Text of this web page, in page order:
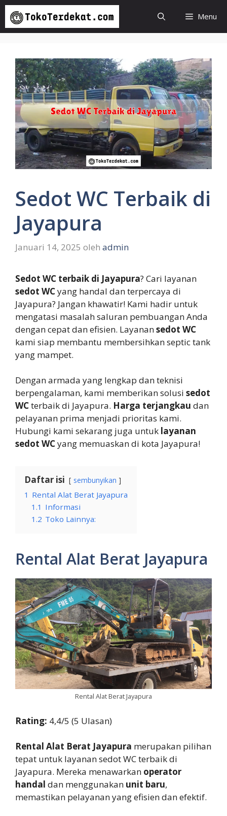
Langsung
isi
Menu
Sedot WC Terbaik di
Jayapura
Januari 14, 2025 oleh admin
Sedot WC terbaik di Jayapura? Cari layanan
sedot WCyang handal dan terpercaya di
Jayapura? Jangan khawatir! Kami hadir untuk
mengatasi masalah saluran pembuangan Anda
dengan cepat dan efisien. Layanansedot WC
kami siap membantu membersihkan septic tank
yang mampet.
Dengan armada yang lengkap dan teknisi
berpengalaman, kami memberikan solusi sedot
WCterbaik di Jayapura. Harga terjangkau dan
pelayanan prima menjadi prioritas kami.
Hubungi kami sekarang juga untuk layanan
sedot WCyang memuaskan di kota Jayapura!
Daftar isi sembunyikan
1 Rental Alat Berat Jayapura
1.1 Informasi
1.2 Toko Lainnya:
Rental Alat Berat Jayapura
Rental Alat Berat Jayapura
Rating: 4,4/5 (5 Ulasan)
Rental Alat Berat Jayapura merupakan pilihan
tepat untuk layanan sedot WC terbaik di
Jayapura. Mereka menawarkan operator
handal dan menggunakan unit baru,
memastikan pelayanan yang efisien dan efektif.